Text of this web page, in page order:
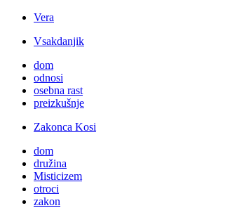
Vera
Vsakdanjik
dom
odnosi
osebna rast
preizkušnje
Zakonca Kosi
dom
družina
Misticizem
otroci
zakon